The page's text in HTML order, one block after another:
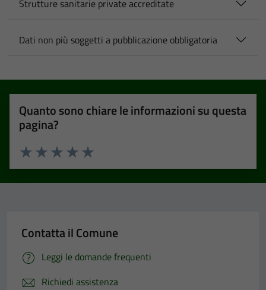
Strutture sanitarie private accreditate
Dati non più soggetti a pubblicazione obbligatoria
Quanto sono chiare le informazioni su questa
pagina?
Valuta 5 stelle su 5
Valuta 4 stelle su 5
Valuta 3 stelle su 5
Valuta 2 stelle su 5
Valuta 1 stelle su 5
Contatta il Comune
Leggi le domande frequenti
Richiedi assistenza